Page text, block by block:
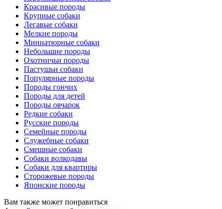
Красивые породы
Крупные собаки
Легавые собаки
Мелкие породы
Миниатюрные собаки
Небольшие породы
Охотничьи породы
Пастушьи собаки
Популярные породы
Породы гончих
Породы для детей
Породы овчарок
Редкие собаки
Русские породы
Семейные породы
Служебные собаки
Смешные собаки
Собаки волкодавы
Собаки для квартиры
Сторожевые породы
Японские породы
Вам также может понравиться